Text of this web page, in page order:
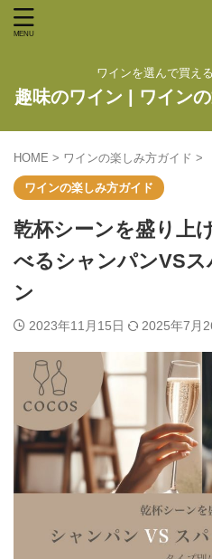
ワインを選んで買え
趣味のワイン | ワイン
HOME > ワインの楽しみ方ガイド >
ワインの楽しみ方ガイド
乾杯シーンを盛り上
べるシャンパンVS
ン
2023年11月15日 2025年7月